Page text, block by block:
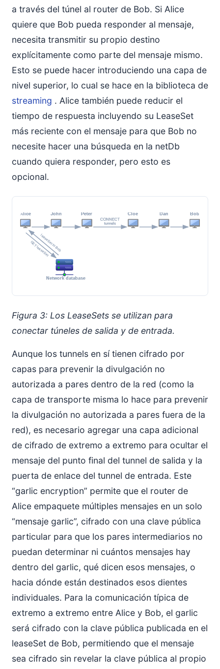
a través del túnel al router de Bob. Si Alice
quiere que Bob pueda responder al mensaje,
necesita transmitir su propio destino
explícitamente como parte del mensaje mismo.
Esto se puede hacer introduciendo una capa de
nivel superior, lo cual se hace en la biblioteca de
streaming . Alice también puede reducir el
tiempo de respuesta incluyendo su LeaseSet
más reciente con el mensaje para que Bob no
necesite hacer una búsqueda en la netDb
cuando quiera responder, pero esto es
opcional.
Figura 3: Los LeaseSets se utilizan para
conectar túneles de salida y de entrada.
Aunque los tunnels en sí tienen cifrado por
capas para prevenir la divulgación no
autorizada a pares dentro de la red (como la
capa de transporte misma lo hace para prevenir
la divulgación no autorizada a pares fuera de la
red), es necesario agregar una capa adicional
de cifrado de extremo a extremo para ocultar el
mensaje del punto final del tunnel de salida y la
puerta de enlace del tunnel de entrada. Este
“garlic encryption” permite que el router de
Alice empaquete múltiples mensajes en un solo
“mensaje garlic”, cifrado con una clave pública
particular para que los pares intermediarios no
puedan determinar ni cuántos mensajes hay
dentro del garlic, qué dicen esos mensajes, o
hacia dónde están destinados esos dientes
individuales. Para la comunicación típica de
extremo a extremo entre Alice y Bob, el garlic
será cifrado con la clave pública publicada en el
leaseSet de Bob, permitiendo que el mensaje
sea cifrado sin revelar la clave pública al propio